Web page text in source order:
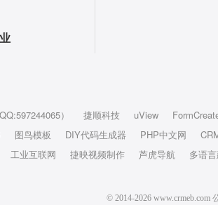
） 捷顺科技 uView
图鸟模板 DIY代码生成器 PHP中文网
工业互联网 捷映视频制作 芦虎导航 多语
© 2014-2026